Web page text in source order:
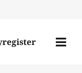
den
Menü